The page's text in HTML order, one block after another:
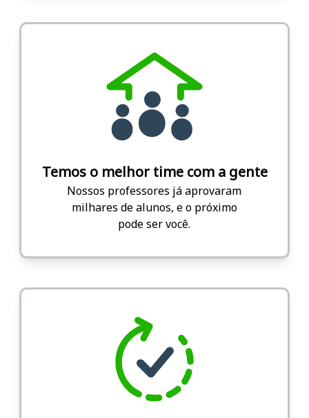
Temos o melhor time com a gente
Nossos professores já aprovaram
milhares de alunos, e o próximo
pode ser você.